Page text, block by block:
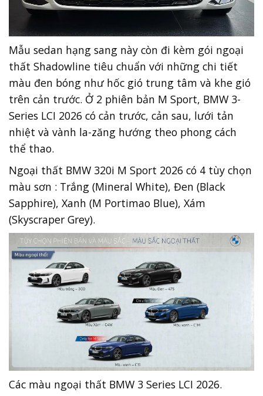
Mẫu sedan hạng sang này còn đi kèm gói ngoại
thất Shadowline tiêu chuẩn với những chi tiết
màu đen bóng như hốc gió trung tâm và khe gió
trên cản trước. Ở 2 phiên bản M Sport, BMW 3-
Series LCI 2026 có cản trước, cản sau, lưới tản
nhiệt và vành la-zăng hướng theo phong cách
thể thao.
Ngoại thất BMW 320i M Sport 2026 có 4 tùy chọn
màu sơn : Trắng (Mineral White), Đen (Black
Sapphire), Xanh (M Portimao Blue), Xám
(Skyscraper Grey).
Các màu ngoại thất BMW 3 Series LCI 2026.